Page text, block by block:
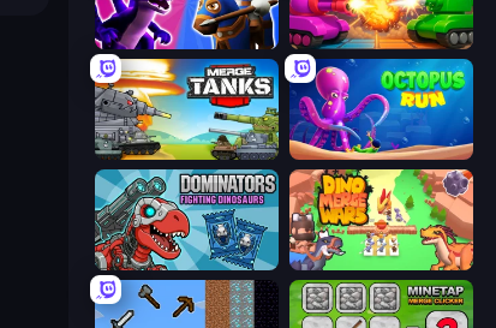
Merge! Dragons vs Knights Tanks Merge
Merge Master Tanks: Tank Wars OctopusRun
Dominators: Fighting Dinosaurs Dino Merge Wars